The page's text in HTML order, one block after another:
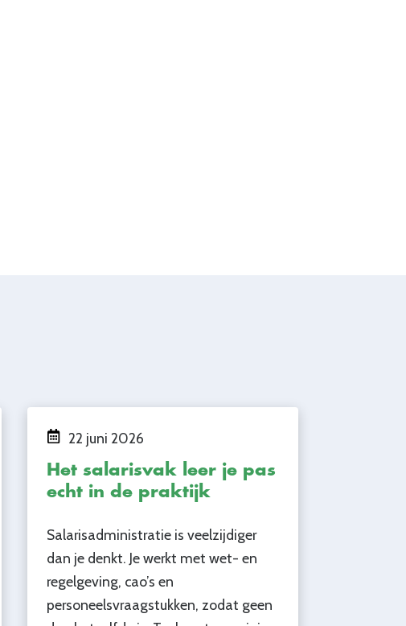
22 juni 2026
Het salarisvak leer je pas
echt in de praktijk
Salarisadministratie is veelzijdiger
dan je denkt. Je werkt met wet- en
regelgeving, cao’s en
personeelsvraagstukken, zodat geen